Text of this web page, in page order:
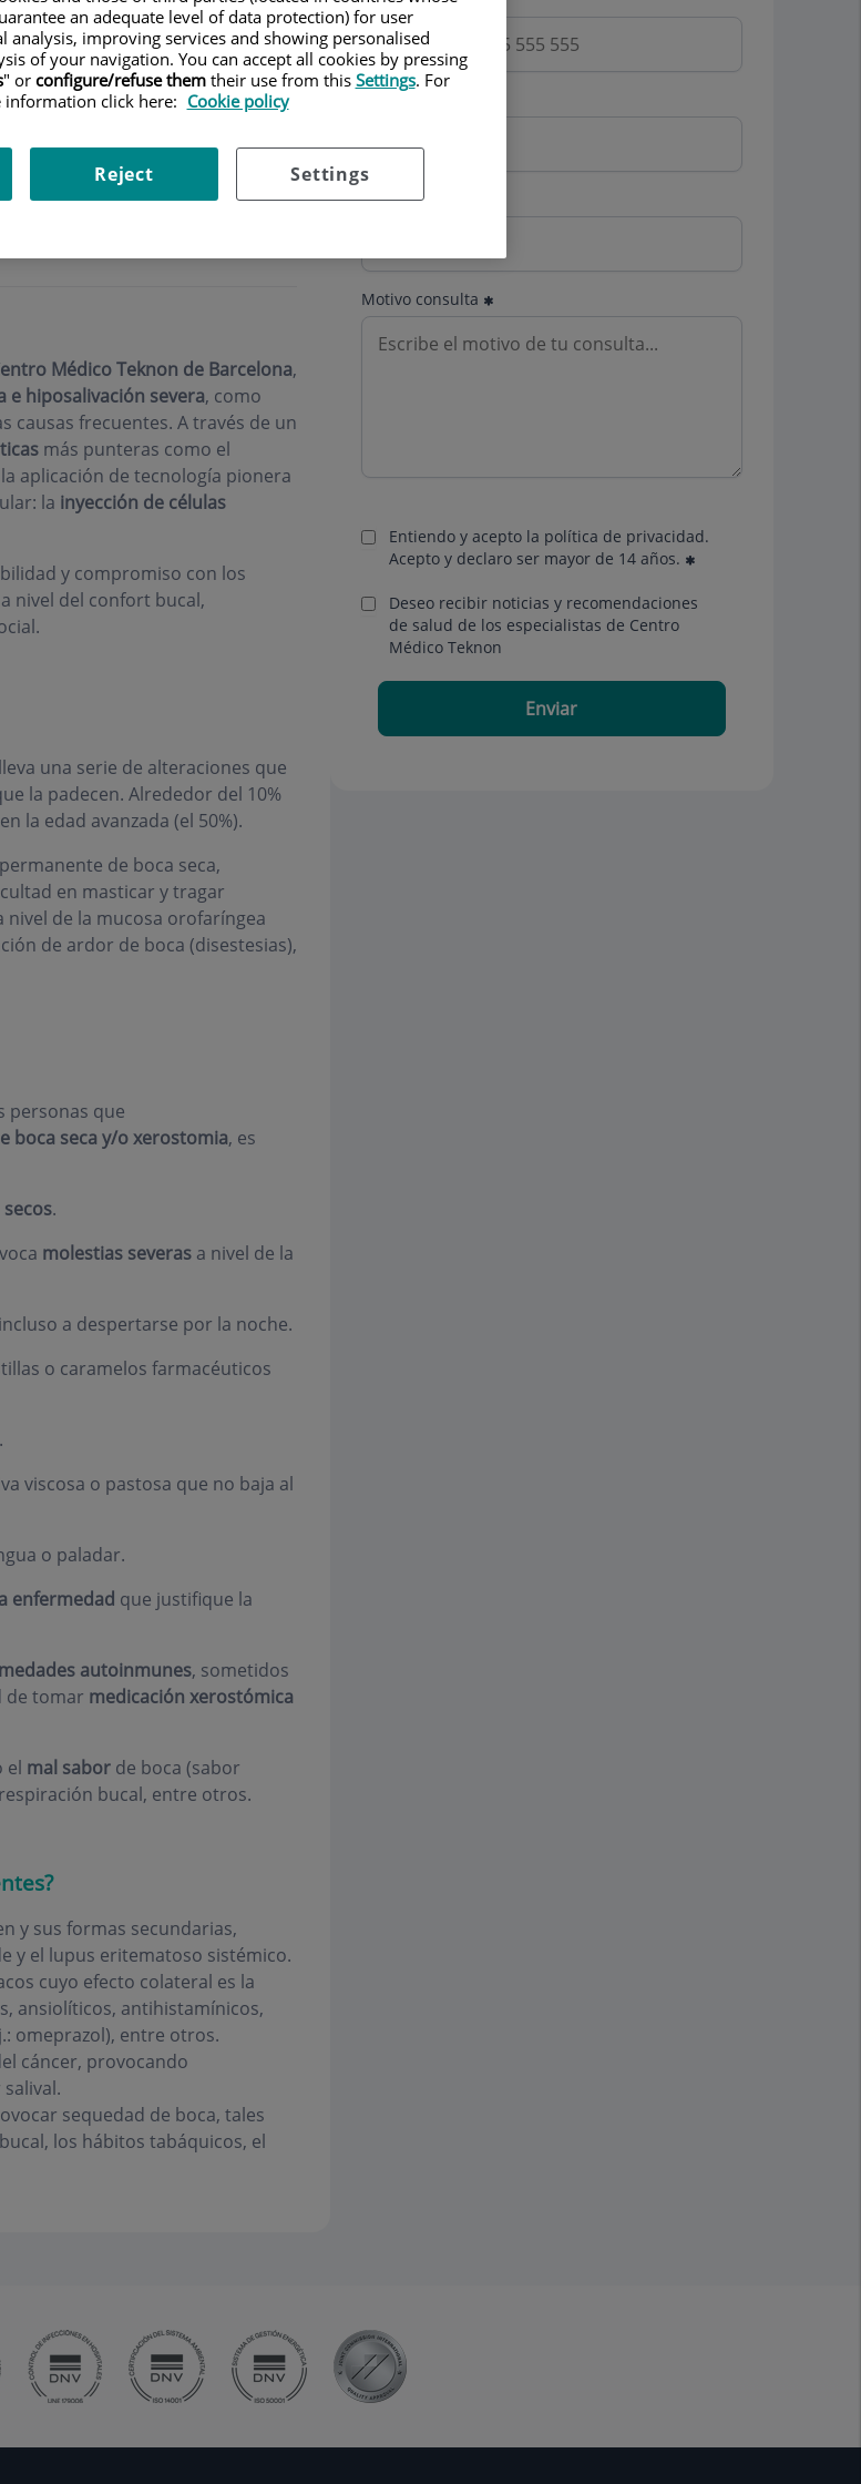
Médico Teknon de Barcelona,
e hiposalivación severa, como
causas frecuentes. A través de un
más punteras como el
aplicación de tecnología pionera
la inyección de células
y compromiso con los
nivel del confort bucal,
una serie de alteraciones que
la padecen. Alrededor del 10%
la edad avanzada (el 50%).
de boca seca,
en masticar y tragar
nivel de la mucosa orofaríngea
de ardor de boca (disestesias),
personas que
boca seca y/o xerostomia, es
secos.
molestias severasa nivel de la
a despertarse por la noche.
o caramelos farmacéuticos
viscosa o pastosa que no baja al
o paladar.
enfermedad que justifique la
autoinmunes, sometidos
de tomar medicación xerostómica
el mal saborde boca (sabor
bucal, entre otros.
y sus formas secundarias,
y el lupus eritematoso sistémico.
cuyo efecto colateral es la
ansiolíticos, antihistamínicos,
omeprazol), entre otros.
cáncer, provocando
sequedad de boca, tales
los hábitos tabáquicos, el
Mutua
Motivo consulta
Entiendo y acepto la política de privacidad.
Acepto y declaro ser mayor de 14 años.
Deseo recibir noticias y recomendaciones
de salud de los especialistas de Centro
Médico Teknon
Enviar
an adequate level of data protection) for user
analysis, improving services and showing personalised
of your navigation. You can accept all cookies by pressing
" or configure/refuse themtheir use from this Settings. For
information click here: Cookie policy
Settings
Reject